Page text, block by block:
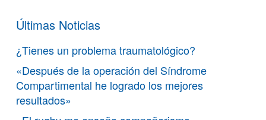
Últimas Noticias
¿Tienes un problema traumatológico?
«Después de la operación del Síndrome
Compartimental he logrado los mejores
resultados»